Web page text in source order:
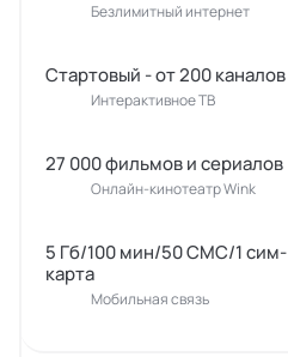
Безлимитный интернет
Стартовый - от 200 каналов
Интерактивное ТВ
27 000 фильмов и сериалов
Онлайн-кинотеатр Wink
5 Гб/100 мин/50 СМС/1 сим-
карта
Мобильная связь